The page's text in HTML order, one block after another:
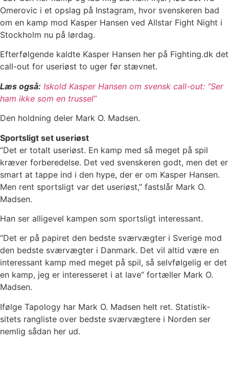
Omerovic i et opslag på Instagram, hvor svenskeren bad
om en kamp mod Kasper Hansen ved Allstar Fight Night i
Stockholm nu på lørdag.
Efterfølgende kaldte Kasper Hansen her på Fighting.dk det
call-out for useriøst to uger før stævnet.
Læs også: Iskold Kasper Hansen om svensk call-out: “Ser
ham ikke som en trussel”
Den holdning deler Mark O. Madsen.
Sportsligt set useriøst
“Det er totalt useriøst. En kamp med så meget på spil
kræver forberedelse. Det ved svenskeren godt, men det er
smart at tappe ind i den hype, der er om Kasper Hansen.
Men rent sportsligt var det useriøst,” fastslår Mark O.
Madsen.
Han ser alligevel kampen som sportsligt interessant.
“Det er på papiret den bedste sværvægter i Sverige mod
den bedste sværvægter i Danmark. Det vil altid være en
interessant kamp med meget på spil, så selvfølgelig er det
en kamp, jeg er interesseret i at lave” fortæller Mark O.
Madsen.
Ifølge Tapology har Mark O. Madsen helt ret. Statistik-
sitets rangliste over bedste sværvægtere i Norden ser
nemlig sådan her ud.